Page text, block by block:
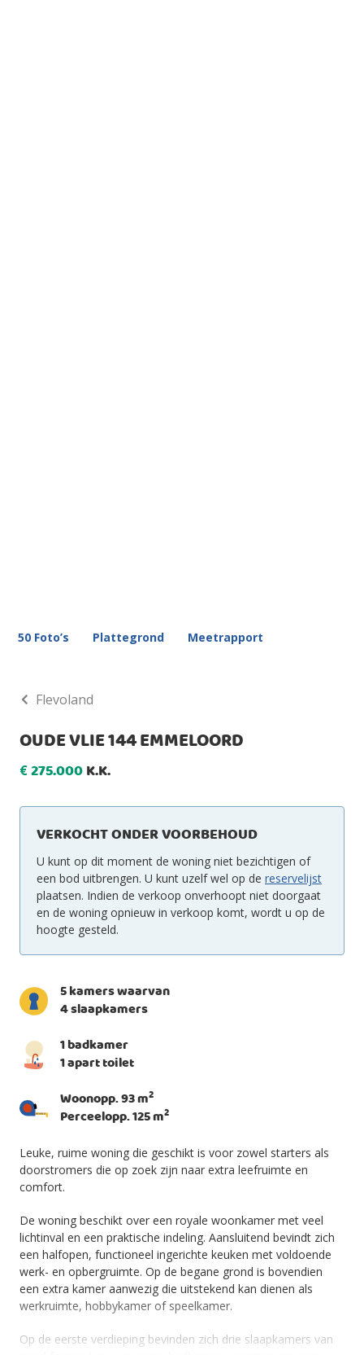
50 Foto’s Plattegrond Meetrapport
Flevoland
OUDE VLIE 144 EMMELOORD
€275.000K.K.
VERKOCHT ONDER VOORBEHOUD
U kunt op dit moment de woning niet bezichtigen of
een bod uitbrengen. U kunt uzelf wel op de reservelijst
plaatsen. Indien de verkoop onverhoopt niet doorgaat
en de woning opnieuw in verkoop komt, wordt u op de
hoogte gesteld.
5 kamers waarvan
4 slaapkamers
1 badkamer
1 apart toilet
Woonopp. 93 m2
Perceelopp. 125 m2
Leuke, ruime woning die geschikt is voor zowel starters als
doorstromers die op zoek zijn naar extra leefruimte en
comfort.
De woning beschikt over een royale woonkamer met veel
lichtinval en een praktische indeling. Aansluitend bevindt zich
een halfopen, functioneel ingerichte keuken met voldoende
werk- en opbergruimte. Op de begane grond is bovendien
een extra kamer aanwezig die uitstekend kan dienen als
werkruimte, hobbykamer of speelkamer.
Op de eerste verdieping bevinden zich drie slaapkamers van